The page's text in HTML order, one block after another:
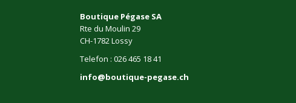
Boutique Pégase SA
Rte du Moulin 29
CH-1782 Lossy
Telefon : 026 465 18 41
info@boutique-pegase.ch